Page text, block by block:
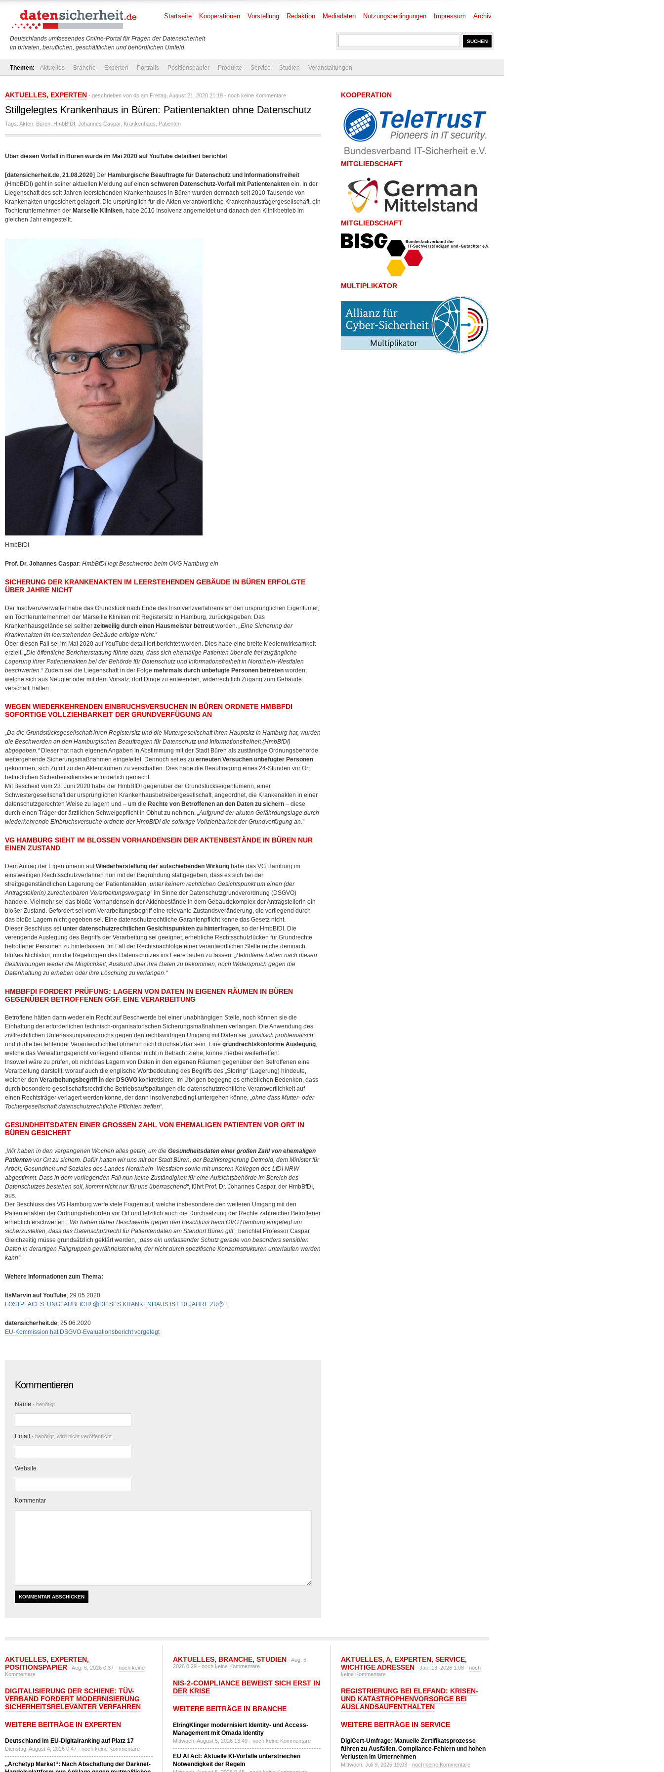
Deutschlands umfassendes Online-Portal für Fragen der Datensicherheit
im privaten, beruflichen, geschäftlichen und behördlichen Umfeld
Startseite Kooperationen Vorstellung Redaktion Mediadaten Nutzungsbedingungen Impressum Archiv
Themen: Aktuelles Branche Experten Portraits Positionspapier Produkte Service Studien Veranstaltungen
AKTUELLES, EXPERTEN - geschrieben von dp am Freitag, August 21, 2020 21:19 - noch keine Kommentare
Stillgelegtes Krankenhaus in Büren: Patientenakten ohne Datenschutz
Tags: Akten Büren HmbBfDI Johannes Caspar, Krankenhaus Patienten
Über diesen Vorfall in Büren wurde im Mai 2020 auf YouTube detailliert berichtet
[datensicherheit.de, 21.08.2020] Der Hamburgische Beauftragte für Datenschutz und Informationsfreiheit
(HmbBfDI) geht in seiner aktuellen Meldung auf einen schweren Datenschutz-Vorfall mit Patientenakten ein. In der
Liegenschaft des seit Jahren leerstehenden Krankenhauses in Büren wurden demnach seit 2010 Tausende von
Krankenakten ungesichert gelagert. Die ursprünglich für die Akten verantwortliche Krankenhausträgergesellschaft, ein
Tochterunternehmen der Marseille Kliniken, habe 2010 Insolvenz angemeldet und danach den Klinikbetrieb im
gleichen Jahr eingestellt.
HmbBfDI
Prof. Dr. Johannes Caspar: HmbBfDI legt Beschwerde beim OVG Hamburg ein
SICHERUNG DER KRANKENAKTEN IM LEERSTEHENDEN GEBÄUDE IN BÜREN ERFOLGTE
ÜBER JAHRE NICHT
Der Insolvenzverwalter habe das Grundstück nach Ende des Insolvenzverfahrens an den ursprünglichen Eigentümer,
ein Tochterunternehmen der Marseille Kliniken mit Registersitz in Hamburg, zurückgegeben. Das
Krankenhausgelände sei seither zeitweilig durch einen Hausmeister betreut worden. „Eine Sicherung der
Krankenakten im leerstehenden Gebäude erfolgte nicht.“
Über diesen Fall sei im Mai 2020 auf YouTube detailliert berichtet worden. Dies habe eine breite Medienwirksamkeit
erzielt. „Die öffentliche Berichterstattung führte dazu, dass sich ehemalige Patienten über die frei zugängliche
Lagerung ihrer Patientenakten bei der Behörde für Datenschutz und Informationsfreiheit in Nordrhein-Westfalen
beschwerten.“Zudem sei die Liegenschaft in der Folge mehrmals durch unbefugte Personen betreten worden,
welche sich aus Neugier oder mit dem Vorsatz, dort Dinge zu entwenden, widerrechtlich Zugang zum Gebäude
verschafft hätten.
WEGEN WIEDERKEHRENDEN EINBRUCHSVERSUCHEN IN BÜREN ORDNETE HMBBFDI
SOFORTIGE VOLLZIEHBARKEIT DER GRUNDVERFÜGUNG AN
„Da die Grundstücksgesellschaft ihren Registersitz und die Muttergesellschaft ihren Hauptsitz in Hamburg hat, wurden
die Beschwerden an den Hamburgischen Beauftragten für Datenschutz und Informationsfreiheit (HmbBfDI)
abgegeben.“Dieser hat nach eigenen Angaben in Abstimmung mit der Stadt Büren als zuständige Ordnungsbehörde
weitergehende Sicherungsmaßnahmen eingeleitet. Dennoch sei es zu erneuten Versuchen unbefugter Personen
gekommen, sich Zutritt zu den Aktenräumen zu verschaffen. Dies habe die Beauftragung eines 24-Stunden vor Ort
befindlichen Sicherheitsdienstes erforderlich gemacht.
Mit Bescheid vom 23. Juni 2020 habe der HmbBfDI gegenüber der Grundstückseigentümerin, einer
Schwestergesellschaft der ursprünglichen Krankenhausbetreibergesellschaft, angeordnet, die Krankenakten in einer
datenschutzgerechten Weise zu lagern und – um die Rechte von Betroffenen an den Daten zu sichern – diese
durch einen Träger der ärztlichen Schweigepflicht in Obhut zu nehmen. „Aufgrund der akuten Gefährdungslage durch
wiederkehrende Einbruchsversuche ordnete der HmbBfDI die sofortige Vollziehbarkeit der Grundverfügung an.“
VG HAMBURG SIEHT IM BLOSSEN VORHANDENSEIN DER AKTENBESTÄNDE IN BÜREN NUR E
INEN ZUSTAND
Dem Antrag der Eigentümerin aufWiederherstellung der aufschiebenden Wirkung habe das VG Hamburg im
einstweiligen Rechtsschutzverfahren nun mit der Begründung stattgegeben, dass es sich bei der
streitgegenständlichen Lagerung der Patientenakten „unter keinem rechtlichen Gesichtspunkt um einen (der
Antragstellerin) zurechenbaren Verarbeitungsvorgang“im Sinne der Datenschutzgrundverordnung (DSGVO)
handele. Vielmehr sei das bloße Vorhandensein der Aktenbestände in dem Gebäudekomplex der Antragstellerin ein
bloßer Zustand. Gefordert sei vom Verarbeitungsbegriff eine relevante Zustandsveränderung, die vorliegend durch
das bloße Lagern nicht gegeben sei. Eine datenschutzrechtliche Garantenpflicht kenne das Gesetz nicht.
Dieser Beschluss sei unter datenschutzrechtlichen Gesichtspunkten zu hinterfragen, so der HmbBfDI. Die
verengende Auslegung des Begriffs der Verarbeitung sei geeignet, erhebliche Rechtsschutzlücken für Grundrechte
betroffener Personen zu hinterlassen. Im Fall der Rechtsnachfolge einer verantwortlichen Stelle reiche demnach
bloßes Nichtstun, um die Regelungen des Datenschutzes ins Leere laufen zu lassen: „Betroffene haben nach diesen
Bestimmungen weder die Möglichkeit, Auskunft über ihre Daten zu bekommen, noch Widerspruch gegen die
Datenhaltung zu erheben oder ihre Löschung zu verlangen.“
HMBBFDI FORDERT PRÜFUNG: LAGERN VON DATEN IN EIGENEN RÄUMEN IN BÜREN
GEGENÜBER BETROFFENEN GGF. EINE VERARBEITUNG
Betroffene hätten dann weder ein Recht auf Beschwerde bei einer unabhängigen Stelle, noch können sie die
Einhaltung der erforderlichen technisch-organisatorischen Sicherungsmaßnahmen verlangen. Die Anwendung des
zivilrechtlichen Unterlassungsanspruchs gegen den rechtswidrigen Umgang mit Daten sei „juristisch problematisch“
und dürfte bei fehlender Verantwortlichkeit ohnehin nicht durchsetzbar sein. Eine grundrechtskonforme Auslegung,
welche das Verwaltungsgericht vorliegend offenbar nicht in Betracht ziehe, könne hierbei weiterhelfen:
Insoweit wäre zu prüfen, ob nicht das Lagern von Daten in den eigenen Räumen gegenüber den Betroffenen eine
Verarbeitung darstellt, worauf auch die englische Wortbedeutung des Begriffs des „Storing“(Lagerung) hindeute,
welcher den Verarbeitungsbegriff in der DSGVO konkretisiere. Im Übrigen begegne es erheblichen Bedenken, dass
durch besondere gesellschaftsrechtliche Betriebsaufspaltungen die datenschutzrechtliche Verantwortlichkeit auf
einen Rechtsträger verlagert werden könne, der dann insolvenzbedingt untergehen könne, „ohne dass Mutter- oder
Tochtergesellschaft datenschutzrechtliche Pflichten treffen“.
GESUNDHEITSDATEN EINER GROSSEN ZAHL VON EHEMALIGEN PATIENTEN VOR ORT IN B
ÜREN GESICHERT
„Wir haben in den vergangenen Wochen alles getan, um die Gesundheitsdaten einer großen Zahl von ehemaligen
Patienten vor Ort zu sichern. Dafür hatten wir uns mit der Stadt Büren, der Bezirksregierung Detmold, dem Minister für
Arbeit, Gesundheit und Soziales des Landes Nordrhein- Westfalen sowie mit unseren Kollegen des LfDI NRW
abgestimmt. Dass in dem vorliegenden Fall nun keine Zuständigkeit für eine Aufsichtsbehörde im Bereich des
Datenschutzes bestehen soll, kommt nicht nur für uns überraschend“, führt Prof. Dr. Johannes Caspar, der HmbBfDI,
aus.
Der Beschluss des VG Hamburg werfe viele Fragen auf, welche insbesondere den weiteren Umgang mit den
Patientenakten der Ordnungsbehörden vor Ort und letztlich auch die Durchsetzung der Rechte zahlreicher Betroffener
erheblich erschwerten. „Wir haben daher Beschwerde gegen den Beschluss beim OVG Hamburg eingelegt um
sicherzustellen, dass das Datenschutzrecht für Patientendaten am Standort Büren gilt“, berichtet Professor Caspar.
Gleichzeitig müsse grundsätzlich geklärt werden, „dass ein umfassender Schutz gerade von besonders sensiblen
Daten in derartigen Fallgruppen gewährleistet wird, der nicht durch spezifische Konzernstrukturen unterlaufen werden
kann“.
Weitere Informationen zum Thema:
ItsMarvin auf YouTube, 29.05.2020
LOSTPLACES: UNGLAUBLICH! 😱DIESES KRANKENHAUS IST 10 JAHRE ZU🤨 !
datensicherheit.de, 25.06.2020
EU-Kommission hat DSGVO-Evaluationsbericht vorgelegt
Kommentieren
Name - benötigt
Email - benötigt, wird nicht veröffentlicht.
Website
Kommentar
KOOPERATION
MITGLIEDSCHAFT
MITGLIEDSCHAFT
MULTIPLIKATOR
AKTUELLES, EXPERTEN,
POSITIONSPAPIER - Aug. 6, 2026 0:37 - noch keine
Kommentare
DIGITALISIERUNG DER SCHIENE: TÜV-
VERBAND FORDERT MODERNISIERUNG
SICHERHEITSRELEVANTER VERFAHREN
WEITERE BEITRÄGE IN EXPERTEN
Deutschland im EU-Digitalranking auf Platz 17
Dienstag, August 4, 2026 0:47 - noch keine Kommentare
„Archetyp Market“: Nach Abschaltung der Darknet-
AKTUELLES, BRANCHE, STUDIEN - Aug. 6,
2026 0:29 -noch keine Kommentare
NIS-2-COMPLIANCE BEWEIST SICH ERST IN
DER KRISE
WEITERE BEITRÄGE IN BRANCHE
ElringKlinger modernisiert Identity- und Access-
Management mit Omada Identity
Mittwoch, August 5, 2026 13:49 - noch keine Kommentare
EU AI Act: Aktuelle KI-Vorfälle unterstreichen
Notwendigkeit der Regeln
AKTUELLES, A, EXPERTEN, SERVICE,
WICHTIGE ADRESSEN - Jan. 13, 2026 1:08 - noch
keine Kommentare
REGISTRIERUNG BEI ELEFAND: KRISEN-
UND KATASTROPHENVORSORGE BEI
AUSLANDSAUFENTHALTEN
WEITERE BEITRÄGE IN SERVICE
DigiCert-Umfrage: Manuelle Zertifikatsprozesse
führen zu Ausfällen, Compliance-Fehlern und hohen
Verlusten im Unternehmen
Mittwoch, Juli 9, 2025 19:03 - noch keine Kommentare